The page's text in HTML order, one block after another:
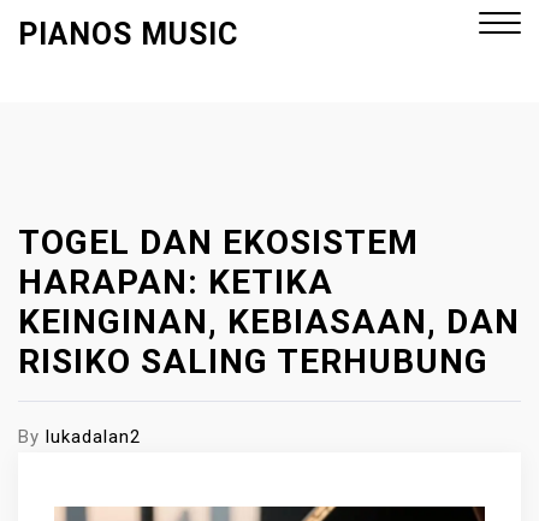
PIANOS MUSIC
TOGEL DAN EKOSISTEM
HARAPAN: KETIKA
KEINGINAN, KEBIASAAN, DAN
RISIKO SALING TERHUBUNG
By lukadalan2